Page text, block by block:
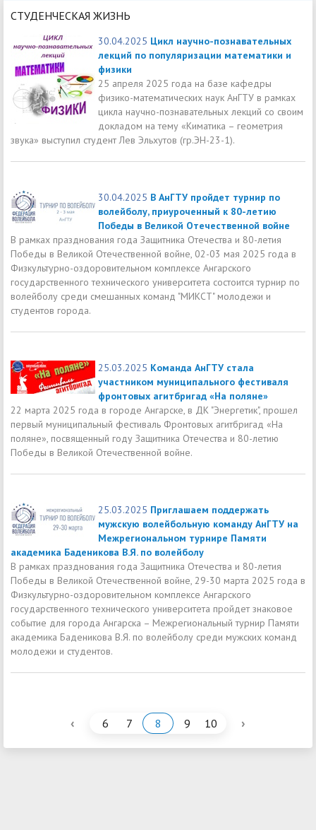
СТУДЕНЧЕСКАЯ ЖИЗНЬ
30.04.2025 Цикл научно-познавательных
лекций по популяризации математики и
физики
25 апреля 2025 года на базе кафедры
физико-математических наук АнГТУ в рамках
цикла научно-познавательных лекций со своим
докладом на тему «Киматика – геометрия
звука» выступил студент Лев Эльхутов (гр.ЭН-23-1).
30.04.2025 В АнГТУ пройдет турнир по
волейболу, приуроченный к 80-летию
Победы в Великой Отечественной войне
В рамках празднования года Защитника Отечества и 80-летия
Победы в Великой Отечественной войне, 02-03 мая 2025 года в
Физкультурно-оздоровительном комплексе Ангарского
государственного технического университета состоится турнир по
волейболу среди смешанных команд "МИКСТ" молодежи и
студентов города.
25.03.2025 Команда АнГТУ стала
участником муниципального фестиваля
фронтовых агитбригад «На поляне»
22 марта 2025 года в городе Ангарске, в ДК "Энергетик", прошел
первый муниципальный фестиваль Фронтовых агитбригад «На
поляне», посвященный году Защитника Отечества и 80-летию
Победы в Великой Отечественной войне.
25.03.2025 Приглашаем поддержать
мужскую волейбольную команду АнГТУ на
Межрегиональном турнире Памяти
академика Баденикова В.Я. по волейболу
В рамках празднования года Защитника Отечества и 80-летия
Победы в Великой Отечественной войне, 29-30 марта 2025 года в
Физкультурно-оздоровительном комплексе Ангарского
государственного технического университета пройдет знаковое
событие для города Ангарска – Межрегиональный турнир Памяти
академика Баденикова В.Я. по волейболу среди мужских команд
молодежи и студентов.
‹ 6 7 8 9 10 ›